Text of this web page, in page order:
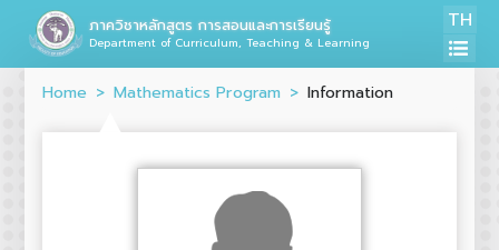
ภาควิชาหลักสูตร การสอนและการเรียนรู้
Department of Curriculum, Teaching & Learning
TH
Home Mathematics Program Information